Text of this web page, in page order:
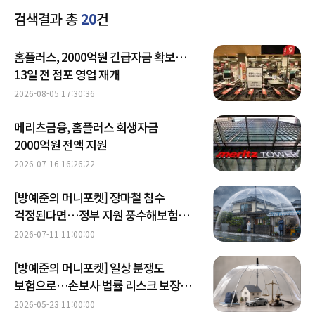
검색결과 총20건
홈플러스, 2000억원 긴급자금 확보…
13일 전 점포 영업 재개
2026-08-05 17:30:36
메리츠금융, 홈플러스 회생자금
2000억원 전액 지원
2026-07-16 16:26:22
[방예준의 머니포켓] 장마철 침수
걱정된다면…정부 지원 풍수해보험
살펴보니
2026-07-11 11:00:00
[방예준의 머니포켓] 일상 분쟁도
보험으로…손보사 법률 리스크 보장
확대
2026-05-23 11:00:00